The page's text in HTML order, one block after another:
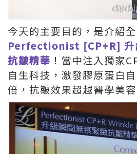
今天的主要目的，是介紹
Perfectionist [CP+R] 升
抗皺精華 ！當中注入獨家
自生科技，激發膠原蛋白
倍，抗皺效果超越醫學美容